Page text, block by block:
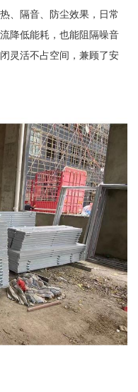
、隔音、防尘效果，日常
降低能耗，也能阻隔噪音
灵活不占空间，兼顾了安